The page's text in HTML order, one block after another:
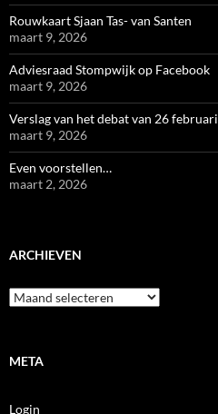
Rouwkaart Sjaan Tas- van Santen
maart 9, 2026
Adviesraad Stompwijk op Facebook
maart 9, 2026
Verslag van het debat van 26 februari
maart 9, 2026
Even voorstellen…
maart 2, 2026
ARCHIEVEN
Archieven
META
Login